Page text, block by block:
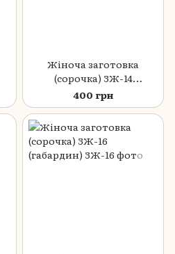
Жіноча заготовка
(сорочка) ЗЖ-14
(габардин)
400 грн